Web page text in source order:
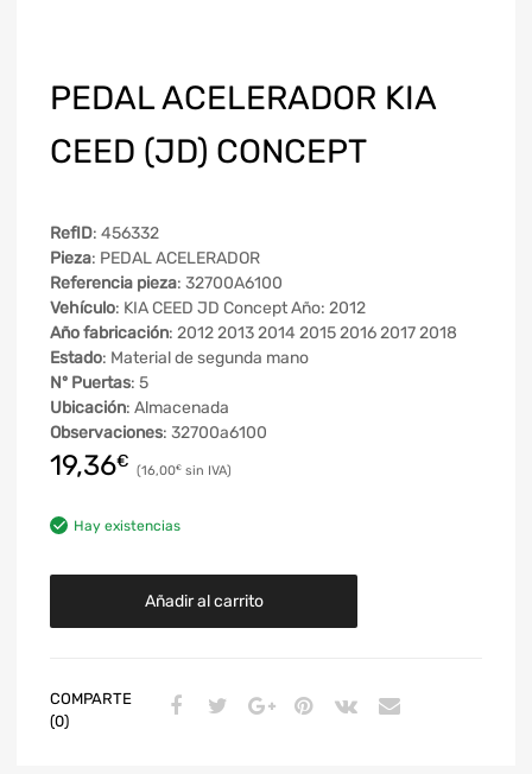
PEDAL ACELERADOR KIA
CEED (JD) CONCEPT
RefID: 456332
Pieza: PEDAL ACELERADOR
Referencia pieza: 32700A6100
Vehículo: KIA CEED JD Concept Año: 2012
Año fabricación: 2012 2013 2014 2015 2016 2017 2018
Estado: Material de segunda mano
Nº Puertas: 5
Ubicación: Almacenada
Observaciones: 32700a6100
19,36€ 16,00€
Hay existencias
Añadir al carrito
COMPARTE
(0)